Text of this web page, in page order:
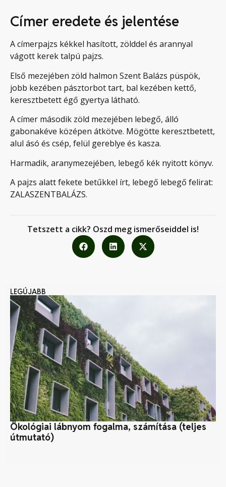
Címer eredete és jelentése
A címerpajzs kékkel hasított, zölddel és arannyal
vágott kerek talpú pajzs.
Első mezejében zöld halmon Szent Balázs püspök,
jobb kezében pásztorbot tart, bal kezében kettő,
keresztbetett égő gyertya látható.
A címer második zöld mezejében lebegő, álló
gabonakéve középen átkötve. Mögötte keresztbetett,
alul ásó és csép, felül gereblye és kasza.
Harmadik, aranymezejében, lebegő kék nyitott könyv.
A pajzs alatt fekete betűkkel írt, lebegő lebegő felirat:
ZALASZENTBALÁZS.
Tetszett a cikk? Oszd meg ismerőseiddel is!
LEGÚJABB
Ökológiai lábnyom fogalma, számítása (teljes
útmutató)